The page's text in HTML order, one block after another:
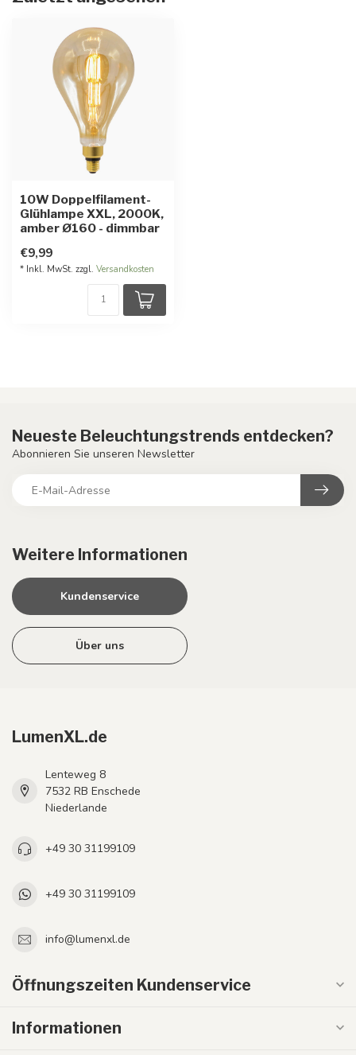
10W Doppelfilament-
Glühlampe XXL, 2000K,
amber Ø160 - dimmbar
€9,99
* Inkl. MwSt. zzgl. Versandkosten
Weitere Informationen
Kundenservice
Über uns
Neueste Beleuchtungstrends entdecken?
Abonnieren Sie unseren Newsletter
LumenXL.de
Lenteweg 8
7532 RB Enschede
Niederlande
+49 30 31199109
+49 30 31199109
info@lumenxl.de
Öffnungszeiten Kundenservice
Informationen